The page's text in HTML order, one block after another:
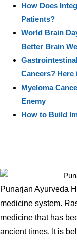
How Does
Patients?
World Brain
Better Brain
Cancers? Here
Myeloma
Enemy
How to Build
Punarjan Ayurveda
medicine system.
medicine that has
ancient times. It is